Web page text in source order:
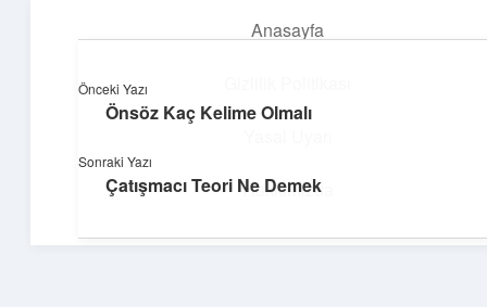
Anasayfa
Hakkımızda
Üretim ve İlham
Yaratıcı projelerle dünyanı inşa et!
Önceki Yazı
Önsöz Kaç Kelime Olmalı
Sonraki Yazı
Çatışmacı Teori Ne Demek